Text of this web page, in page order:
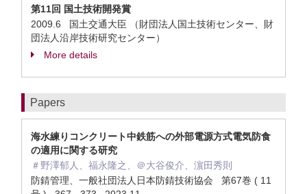
第11回 国土技術開発賞
2009.6 国土交通大臣 （財団法人国土技術センター、財
団法人沿岸技術研究センター）
More details
Papers
海水練りコンクリート中鉄筋への外部電源方式電気防食
の適用に関する研究
＃野澤郁人、福永隆之、＠大谷俊介、濵田秀則
防錆管理、一般社団法人日本防錆技術協会 第67巻 ( 11